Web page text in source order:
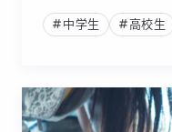
中学生 高校生